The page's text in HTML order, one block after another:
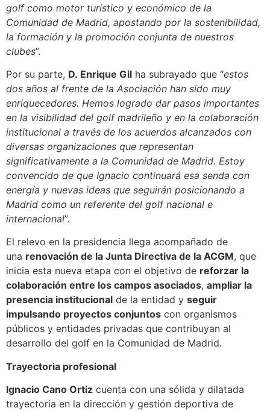
golf como motor turístico y económico de la
Comunidad de Madrid, apostando por la sostenibilidad,
la formación y la promoción conjunta de nuestros
clubes”.
Por su parte, D. Enrique Gil ha subrayado que “estos
dos años al frente de la Asociación han sido muy
enriquecedores. Hemos logrado dar pasos importantes
en la visibilidad del golf madrileño y en la colaboración
institucional a través de los acuerdos alcanzados con
diversas organizaciones que representan
significativamente a la Comunidad de Madrid. Estoy
convencido de que Ignacio continuará esa senda con
energía y nuevas ideas que seguirán posicionando a
Madrid como un referente del golf nacional e
internacional”.
El relevo en la presidencia llega acompañado de
una renovación de la Junta Directiva de la ACGM, que
inicia esta nueva etapa con el objetivo de reforzar la
colaboración entre los campos asociados, ampliar la
presencia institucional de la entidad y seguir
impulsando proyectos conjuntos con organismos
públicos y entidades privadas que contribuyan al
desarrollo del golf en la Comunidad de Madrid.
Trayectoria profesional
Ignacio Cano Ortiz cuenta con una sólida y dilatada
trayectoria en la dirección y gestión deportiva de